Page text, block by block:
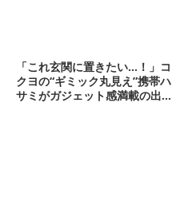
「これ玄関に置きたい…！」コ
クヨの“ギミック丸見え”携帯ハ
サミがガジェット感満載の出来